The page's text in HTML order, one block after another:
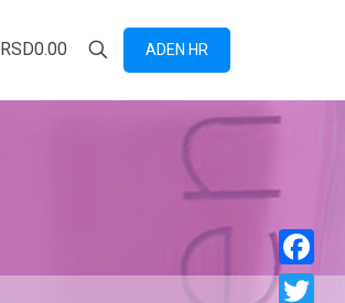
RSD0.00 ADEN HR
Facebook